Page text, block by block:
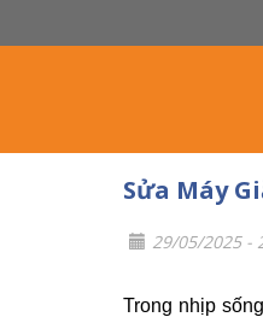
Sửa Máy
29/05/2025 -
Trong nhịp